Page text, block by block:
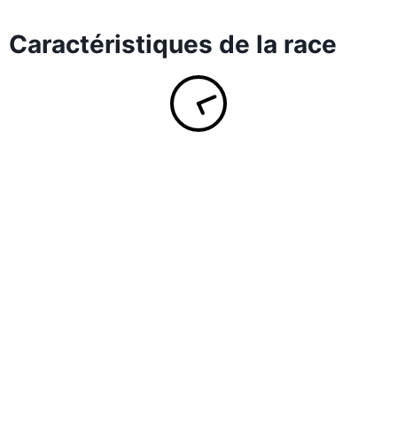
Caractéristiques de la race